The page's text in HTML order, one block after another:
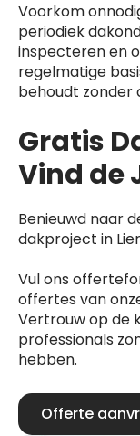
Voorkom
periodiek
inspecteren en
regelmatige
behoudt zonder
Gratis
Vind de
Benieuwd naar
dakproject in
Vul ons
offertes van
Vertrouw op de
professionals
hebben.
Offerte